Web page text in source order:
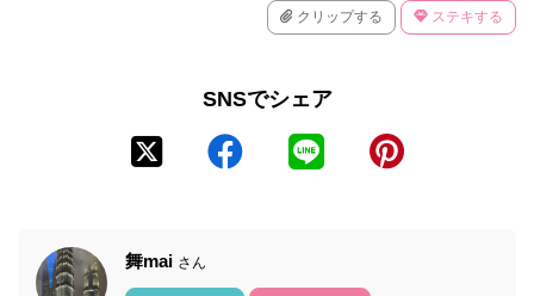
クリップする ステキする
SNSでシェア
舞mai さん